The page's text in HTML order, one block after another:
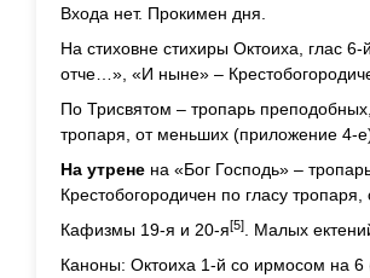
Входа нет. Прокимен дня.
На стиховне стихиры Октоиха, глас
отче…», «И ныне» –
По Трисвятом – тропарь
тропаря, от меньших (приложение 4-
На утрене на «Бог Господь» –
Крестобогородичен по гласу
Кафизмы 19-я и 20-я[5]
. Малых
Каноны: Октоиха 1-й со ирмосом на